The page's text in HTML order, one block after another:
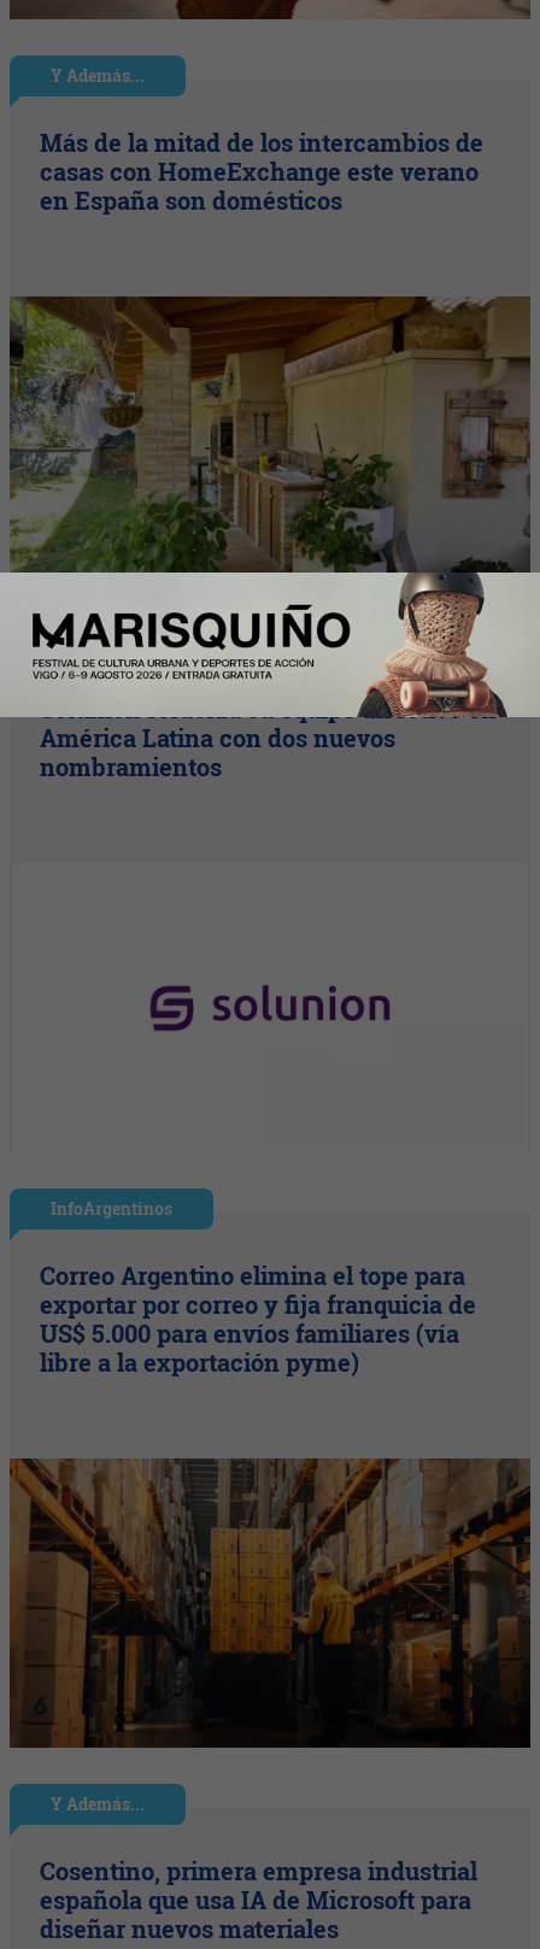
Y Además...
Más de la mitad de los intercambios de
casas con HomeExchange este verano
en España son domésticos
InfoArgentinos
Solunion refuerza su equipo directivo en
América Latina con dos nuevos
nombramientos
InfoArgentinos
Correo Argentino elimina el tope para
exportar por correo y fija franquicia de
US$ 5.000 para envíos familiares (vía
libre a la exportación pyme)
Y Además...
Cosentino, primera empresa industrial
española que usa IA de Microsoft para
diseñar nuevos materiales